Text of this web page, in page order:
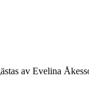
av Evelina